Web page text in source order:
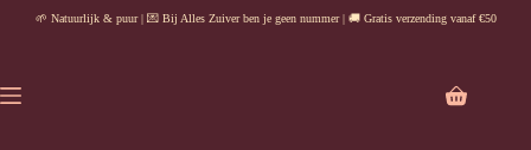
🌱 Natuurlijk & puur | 💌 Bij Alles Zuiver ben je geen nummer | 🚚 Gratis verzending vanaf €50